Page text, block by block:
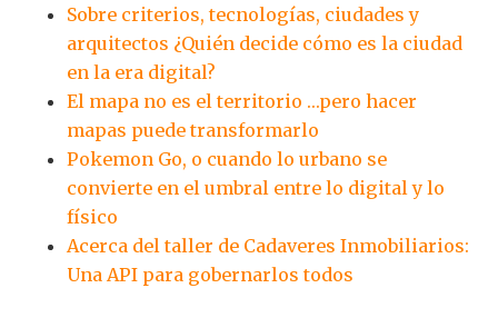
Sobre criterios, tecnologías, ciudades y
arquitectos ¿Quién decide cómo es la ciudad
en la era digital?
El mapa no es el territorio …pero hacer
mapas puede transformarlo
Pokemon Go, o cuando lo urbano se
convierte en el umbral entre lo digital y lo
físico
Acerca del taller de Cadaveres Inmobiliarios:
Una API para gobernarlos todos